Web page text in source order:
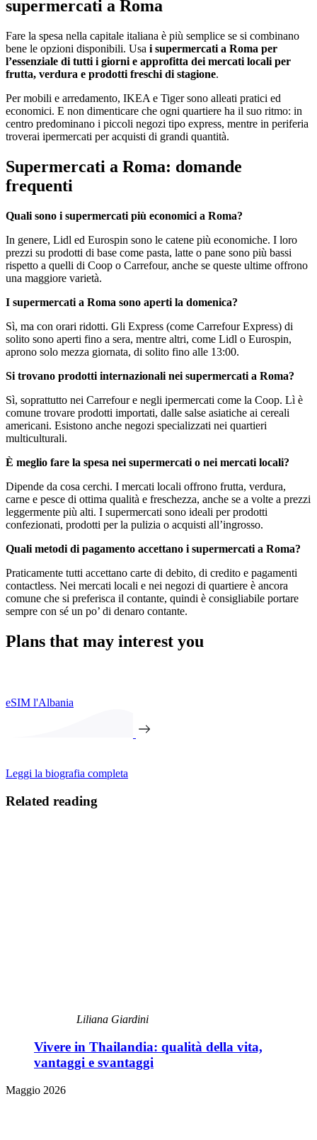
supermercati a Roma
Fare la spesa nella capitale italiana è più semplice se si combinano
bene le opzioni disponibili. Usa i supermercati a Roma per
l’essenziale di tutti i giorni e approfitta dei mercati locali per
frutta, verdura e prodotti freschi di stagione.
Per mobili e arredamento, IKEA e Tiger sono alleati pratici ed
economici. E non dimenticare che ogni quartiere ha il suo ritmo: in
centro predominano i piccoli negozi tipo express, mentre in periferia
troverai ipermercati per acquisti di grandi quantità.
Supermercati a Roma: domande
frequenti
Quali sono i supermercati più economici a Roma?
In genere, Lidl ed Eurospin sono le catene più economiche. I loro
prezzi su prodotti di base come pasta, latte o pane sono più bassi
rispetto a quelli di Coop o Carrefour, anche se queste ultime offrono
una maggiore varietà.
I supermercati a Roma sono aperti la domenica?
Sì, ma con orari ridotti. Gli Express (come Carrefour Express) di
solito sono aperti fino a sera, mentre altri, come Lidl o Eurospin,
aprono solo mezza giornata, di solito fino alle 13:00.
Si trovano prodotti internazionali nei supermercati a Roma?
Sì, soprattutto nei Carrefour e negli ipermercati come la Coop. Lì è
comune trovare prodotti importati, dalle salse asiatiche ai cereali
americani. Esistono anche negozi specializzati nei quartieri
multiculturali.
È meglio fare la spesa nei supermercati o nei mercati locali?
Dipende da cosa cerchi. I mercati locali offrono frutta, verdura,
carne e pesce di ottima qualità e freschezza, anche se a volte a prezzi
leggermente più alti. I supermercati sono ideali per prodotti
confezionati, prodotti per la pulizia o acquisti all’ingrosso.
Quali metodi di pagamento accettano i supermercati a Roma?
Praticamente tutti accettano carte di debito, di credito e pagamenti
contactless. Nei mercati locali e nei negozi di quartiere è ancora
comune che si preferisca il contante, quindi è consigliabile portare
sempre con sé un po’ di denaro contante.
Plans that may interest you
eSIM l'Albania
Leggi la biografia completa
Related reading
Liliana Giardini
Vivere in Thailandia: qualità della vita,
vantaggi e svantaggi
Maggio 2026